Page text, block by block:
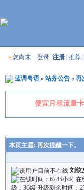
»您尚未 登录 注册| 推荐|
蓝调粤语» 站务公告» 再
便宜月租流量
本页主题: 再次提醒一下。
刘纹